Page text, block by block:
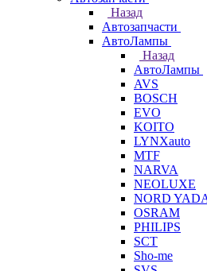
Назад
Автозапчасти
АвтоЛампы
Назад
АвтоЛампы
AVS
BOSCH
EVO
KOITO
LYNXauto
MTF
NARVA
NEOLUXE
NORD
OSRAM
PHILIPS
SCT
Sho-me